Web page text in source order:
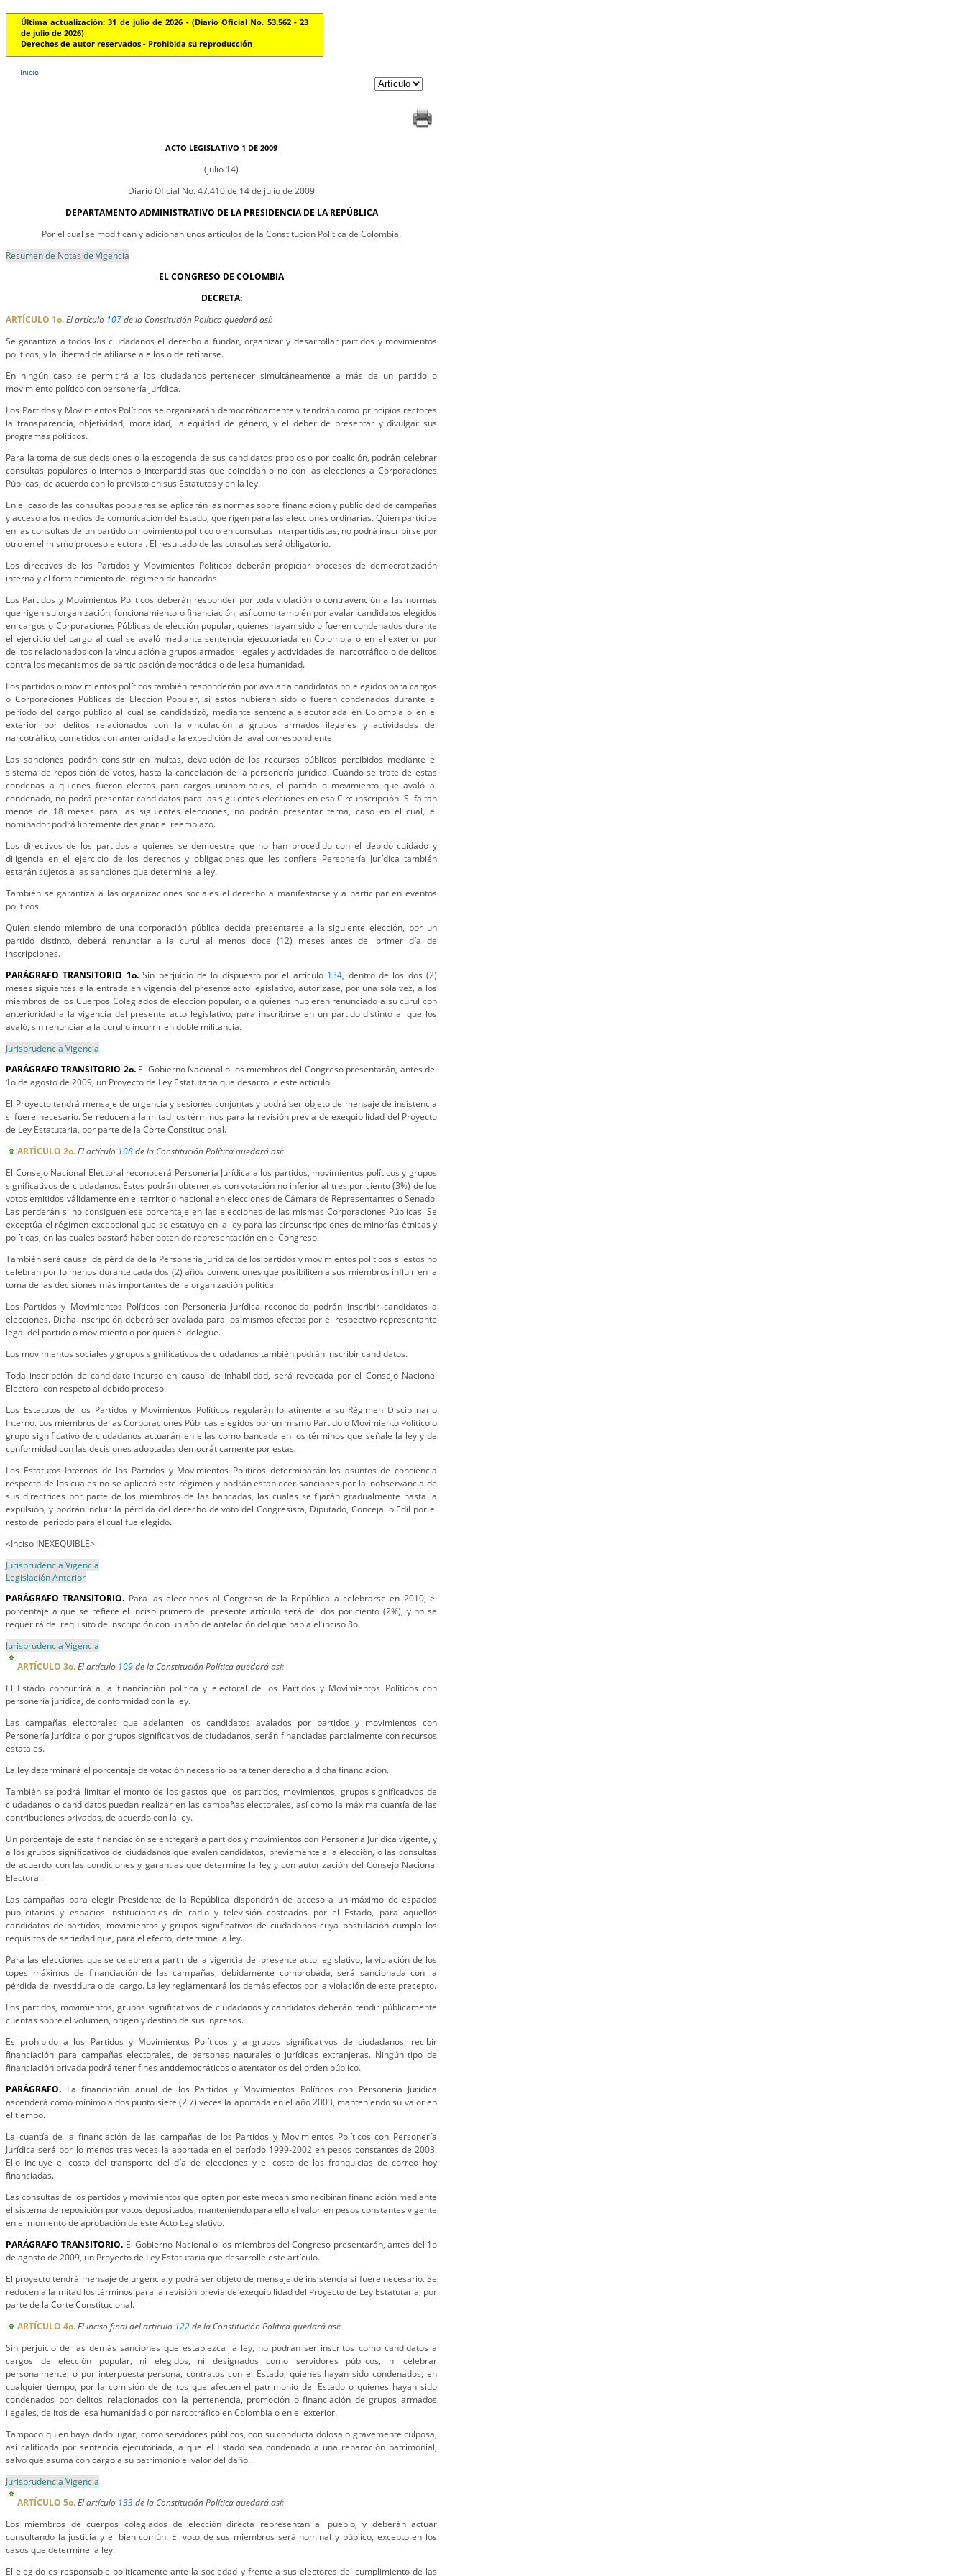
Última actualización: 31 de julio de 2026 - (Diario Oficial No. 53.562 - 23
de julio de 2026)
Derechos de autor reservados - Prohibida su reproducción
Inicio
ACTO LEGISLATIVO 1 DE 2009
(julio 14)
Diario Oficial No. 47.410 de 14 de julio de 2009
DEPARTAMENTO ADMINISTRATIVO DE LA PRESIDENCIA DE LA REPÚBLICA
Por el cual se modifican y adicionan unos artículos de la Constitución Política de Colombia.
Resumen de Notas de Vigencia
EL CONGRESO DE COLOMBIA
DECRETA:
ARTÍCULO 1o.El artículo 107de la Constitución Política quedará así:
Se garantiza a todos los ciudadanos el derecho a fundar, organizar y desarrollar partidos y movimientos
políticos, y la libertad de afiliarse a ellos o de retirarse.
En ningún caso se permitirá a los ciudadanos pertenecer simultáneamente a más de un partido o
movimiento político con personería jurídica.
Los Partidos y Movimientos Políticos se organizarán democráticamente y tendrán como principios rectores
la transparencia, objetividad, moralidad, la equidad de género, y el deber de presentar y divulgar sus
programas políticos.
Para la toma de sus decisiones o la escogencia de sus candidatos propios o por coalición, podrán celebrar
consultas populares o internas o interpartidistas que coincidan o no con las elecciones a Corporaciones
Públicas, de acuerdo con lo previsto en sus Estatutos y en la ley.
En el caso de las consultas populares se aplicarán las normas sobre financiación y publicidad de campañas
y acceso a los medios de comunicación del Estado, que rigen para las elecciones ordinarias. Quien participe
en las consultas de un partido o movimiento político o en consultas interpartidistas, no podrá inscribirse por
otro en el mismo proceso electoral. El resultado de las consultas será obligatorio.
Los directivos de los Partidos y Movimientos Políticos deberán propiciar procesos de democratización
interna y el fortalecimiento del régimen de bancadas.
Los Partidos y Movimientos Políticos deberán responder por toda violación o contravención a las normas
que rigen su organización, funcionamiento o financiación, así como también por avalar candidatos elegidos
en cargos o Corporaciones Públicas de elección popular, quienes hayan sido o fueren condenados durante
el ejercicio del cargo al cual se avaló mediante sentencia ejecutoriada en Colombia o en el exterior por
delitos relacionados con la vinculación a grupos armados ilegales y actividades del narcotráfico o de delitos
contra los mecanismos de participación democrática o de lesa humanidad.
Los partidos o movimientos políticos también responderán por avalar a candidatos no elegidos para cargos
o Corporaciones Públicas de Elección Popular, si estos hubieran sido o fueren condenados durante el
período del cargo público al cual se candidatizó, mediante sentencia ejecutoriada en Colombia o en el
exterior por delitos relacionados con la vinculación a grupos armados ilegales y actividades del
narcotráfico, cometidos con anterioridad a la expedición del aval correspondiente.
Las sanciones podrán consistir en multas, devolución de los recursos públicos percibidos mediante el
sistema de reposición de votos, hasta la cancelación de la personería jurídica. Cuando se trate de estas
condenas a quienes fueron electos para cargos uninominales, el partido o movimiento que avaló al
condenado, no podrá presentar candidatos para las siguientes elecciones en esa Circunscripción. Si faltan
menos de 18 meses para las siguientes elecciones, no podrán presentar terna, caso en el cual, el
nominador podrá libremente designar el reemplazo.
Los directivos de los partidos a quienes se demuestre que no han procedido con el debido cuidado y
diligencia en el ejercicio de los derechos y obligaciones que les confiere Personería Jurídica también
estarán sujetos a las sanciones que determine la ley.
También se garantiza a las organizaciones sociales el derecho a manifestarse y a participar en eventos
políticos.
Quien siendo miembro de una corporación pública decida presentarse a la siguiente elección, por un
partido distinto, deberá renunciar a la curul al menos doce (12) meses antes del primer día de
inscripciones.
PARÁGRAFO TRANSITORIO 1o.Sin perjuicio de lo dispuesto por el artículo 134, dentro de los dos (2)
meses siguientes a la entrada en vigencia del presente acto legislativo, autorízase, por una sola vez, a los
miembros de los Cuerpos Colegiados de elección popular, o a quienes hubieren renunciado a su curul con
anterioridad a la vigencia del presente acto legislativo, para inscribirse en un partido distinto al que los
avaló, sin renunciar a la curul o incurrir en doble militancia.
Jurisprudencia Vigencia
PARÁGRAFO TRANSITORIO 2o.El Gobierno Nacional o los miembros del Congreso presentarán, antes del
1o de agosto de 2009, un Proyecto de Ley Estatutaria que desarrolle este artículo.
El Proyecto tendrá mensaje de urgencia y sesiones conjuntas y podrá ser objeto de mensaje de insistencia
si fuere necesario. Se reducen a la mitad los términos para la revisión previa de exequibilidad del Proyecto
de Ley Estatutaria, por parte de la Corte Constitucional.
ARTÍCULO 2o.El artículo 108de la Constitución Política quedará así:
El Consejo Nacional Electoral reconocerá Personería Jurídica a los partidos, movimientos políticos y grupos
significativos de ciudadanos. Estos podrán obtenerlas con votación no inferior al tres por ciento (3%) de los
votos emitidos válidamente en el territorio nacional en elecciones de Cámara de Representantes o Senado.
Las perderán si no consiguen ese porcentaje en las elecciones de las mismas Corporaciones Públicas. Se
exceptúa el régimen excepcional que se estatuya en la ley para las circunscripciones de minorías étnicas y
políticas, en las cuales bastará haber obtenido representación en el Congreso.
También será causal de pérdida de la Personería Jurídica de los partidos y movimientos políticos si estos no
celebran por lo menos durante cada dos (2) años convenciones que posibiliten a sus miembros influir en la
toma de las decisiones más importantes de la organización política.
Los Partidos y Movimientos Políticos con Personería Jurídica reconocida podrán inscribir candidatos a
elecciones. Dicha inscripción deberá ser avalada para los mismos efectos por el respectivo representante
legal del partido o movimiento o por quien él delegue.
Los movimientos sociales y grupos significativos de ciudadanos también podrán inscribir candidatos.
Toda inscripción de candidato incurso en causal de inhabilidad, será revocada por el Consejo Nacional
Electoral con respeto al debido proceso.
Los Estatutos de los Partidos y Movimientos Políticos regularán lo atinente a su Régimen Disciplinario
Interno. Los miembros de las Corporaciones Públicas elegidos por un mismo Partido o Movimiento Político o
grupo significativo de ciudadanos actuarán en ellas como bancada en los términos que señale la ley y de
conformidad con las decisiones adoptadas democráticamente por estas.
Los Estatutos Internos de los Partidos y Movimientos Políticos determinarán los asuntos de conciencia
respecto de los cuales no se aplicará este régimen y podrán establecer sanciones por la inobservancia de
sus directrices por parte de los miembros de las bancadas, las cuales se fijarán gradualmente hasta la
expulsión, y podrán incluir la pérdida del derecho de voto del Congresista, Diputado, Concejal o Edil por el
resto del período para el cual fue elegido.
<Inciso INEXEQUIBLE>
Jurisprudencia Vigencia
Legislación Anterior
PARÁGRAFO TRANSITORIO. Para las elecciones al Congreso de la República a celebrarse en 2010, el
porcentaje a que se refiere el inciso primero del presente artículo será del dos por ciento (2%), y no se
requerirá del requisito de inscripción con un año de antelación del que habla el inciso 8o.
Jurisprudencia Vigencia
ARTÍCULO 3o.El artículo 109de la Constitución Política quedará así:
El Estado concurrirá a la financiación política y electoral de los Partidos y Movimientos Políticos con
personería jurídica, de conformidad con la ley.
Las campañas electorales que adelanten los candidatos avalados por partidos y movimientos con
Personería Jurídica o por grupos significativos de ciudadanos, serán financiadas parcialmente con recursos
estatales.
La ley determinará el porcentaje de votación necesario para tener derecho a dicha financiación.
También se podrá limitar el monto de los gastos que los partidos, movimientos, grupos significativos de
ciudadanos o candidatos puedan realizar en las campañas electorales, así como la máxima cuantía de las
contribuciones privadas, de acuerdo con la ley.
Un porcentaje de esta financiación se entregará a partidos y movimientos con Personería Jurídica vigente, y
a los grupos significativos de ciudadanos que avalen candidatos, previamente a la elección, o las consultas
de acuerdo con las condiciones y garantías que determine la ley y con autorización del Consejo Nacional
Electoral.
Las campañas para elegir Presidente de la República dispondrán de acceso a un máximo de espacios
publicitarios y espacios institucionales de radio y televisión costeados por el Estado, para aquellos
candidatos de partidos, movimientos y grupos significativos de ciudadanos cuya postulación cumpla los
requisitos de seriedad que, para el efecto, determine la ley.
Para las elecciones que se celebren a partir de la vigencia del presente acto legislativo, la violación de los
topes máximos de financiación de las campañas, debidamente comprobada, será sancionada con la
pérdida de investidura o del cargo. La ley reglamentará los demás efectos por la violación de este precepto.
Los partidos, movimientos, grupos significativos de ciudadanos y candidatos deberán rendir públicamente
cuentas sobre el volumen, origen y destino de sus ingresos.
Es prohibido a los Partidos y Movimientos Políticos y a grupos significativos de ciudadanos, recibir
financiación para campañas electorales, de personas naturales o jurídicas extranjeras. Ningún tipo de
financiación privada podrá tener fines antidemocráticos o atentatorios del orden público.
PARÁGRAFO. La financiación anual de los Partidos y Movimientos Políticos con Personería Jurídica
ascenderá como mínimo a dos punto siete (2.7) veces la aportada en el año 2003, manteniendo su valor en
el tiempo.
La cuantía de la financiación de las campañas de los Partidos y Movimientos Políticos con Personería
Jurídica será por lo menos tres veces la aportada en el período 1999-2002 en pesos constantes de 2003.
Ello incluye el costo del transporte del día de elecciones y el costo de las franquicias de correo hoy
financiadas.
Las consultas de los partidos y movimientos que opten por este mecanismo recibirán financiación mediante
el sistema de reposición por votos depositados, manteniendo para ello el valor en pesos constantes vigente
en el momento de aprobación de este Acto Legislativo.
PARÁGRAFO TRANSITORIO. El Gobierno Nacional o los miembros del Congreso presentarán, antes del 1o
de agosto de 2009, un Proyecto de Ley Estatutaria que desarrolle este artículo.
El proyecto tendrá mensaje de urgencia y podrá ser objeto de mensaje de insistencia si fuere necesario. Se
reducen a la mitad los términos para la revisión previa de exequibilidad del Proyecto de Ley Estatutaria, por
parte de la Corte Constitucional.
ARTÍCULO 4o.El inciso final del artículo 122de la Constitución Política quedará así:
Sin perjuicio de las demás sanciones que establezca la ley, no podrán ser inscritos como candidatos a
cargos de elección popular, ni elegidos, ni designados como servidores públicos, ni celebrar
personalmente, o por interpuesta persona, contratos con el Estado, quienes hayan sido condenados, en
cualquier tiempo, por la comisión de delitos que afecten el patrimonio del Estado o quienes hayan sido
condenados por delitos relacionados con la pertenencia, promoción o financiación de grupos armados
ilegales, delitos de lesa humanidad o por narcotráfico en Colombia o en el exterior.
Tampoco quien haya dado lugar, como servidores públicos, con su conducta dolosa o gravemente culposa,
así calificada por sentencia ejecutoriada, a que el Estado sea condenado a una reparación patrimonial,
salvo que asuma con cargo a su patrimonio el valor del daño.
Jurisprudencia Vigencia
ARTÍCULO 5o.El artículo 133de la Constitución Política quedará así:
Los miembros de cuerpos colegiados de elección directa representan al pueblo, y deberán actuar
consultando la justicia y el bien común. El voto de sus miembros será nominal y público, excepto en los
casos que determine la ley.
El elegido es responsable políticamente ante la sociedad y frente a sus electores del cumplimiento de las